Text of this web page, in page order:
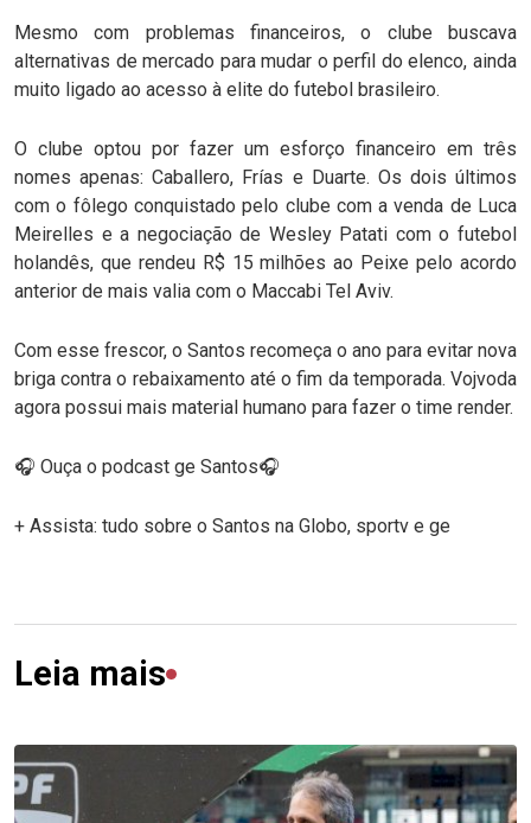
Mesmo com problemas financeiros, o clube buscava
alternativas de mercado para mudar o perfil do elenco, ainda
muito ligado ao acesso à elite do futebol brasileiro.
O clube optou por fazer um esforço financeiro em três
nomes apenas: Caballero, Frías e Duarte. Os dois últimos
com o fôlego conquistado pelo clube com a venda de Luca
Meirelles e a negociação de Wesley Patati com o futebol
holandês, que rendeu R$ 15 milhões ao Peixe pelo acordo
anterior de mais valia com o Maccabi Tel Aviv.
Com esse frescor, o Santos recomeça o ano para evitar nova
briga contra o rebaixamento até o fim da temporada. Vojvoda
agora possui mais material humano para fazer o time render.
🎧 Ouça o podcast ge Santos🎧
+ Assista: tudo sobre o Santos na Globo, sportv e ge
Leia mais